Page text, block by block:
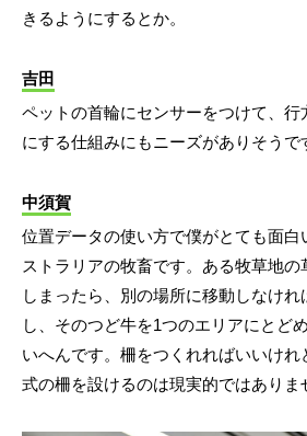
きるようにするとか。
吉田
ペットの首輪にセンサーをつけて、行
にする仕組みにもニーズがありそうで
中須賀
位置データの使い方で僕がとても面白
ストラリアの牧畜です。ある牧草地の
しまったら、別の場所に移動しなけ
し、そのつど牛を1つのエリアにとど
いへんです。柵をつくれればいいけれ
式の柵を設けるのは現実的ではありま